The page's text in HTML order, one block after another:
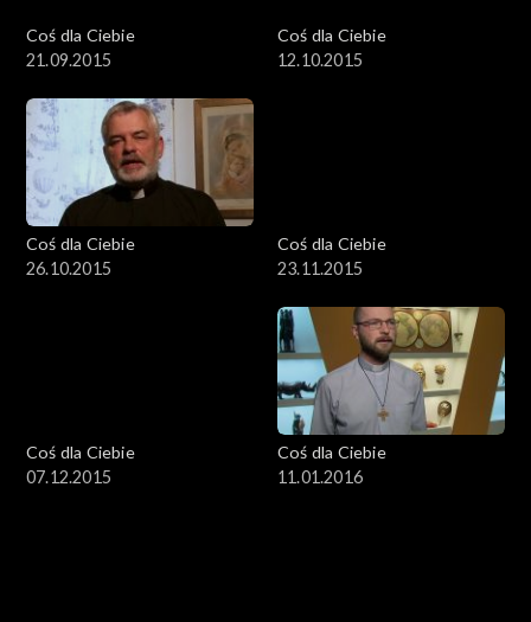
Coś dla Ciebie
21.09.2015
Coś dla Ciebie
12.10.2015
Coś dla Ciebie
26.10.2015
Coś dla Ciebie
23.11.2015
Coś dla Ciebie
07.12.2015
Coś dla Ciebie
11.01.2016